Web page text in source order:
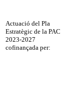
Actuació del Pla
Estratègic de la PAC
2023-2027
cofinançada per: